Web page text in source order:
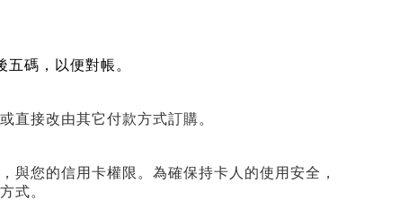
碼，以便對帳。
直接改由其它付款方式訂購。
與您的信用卡權限。為確保持卡人的使用安全，
式。